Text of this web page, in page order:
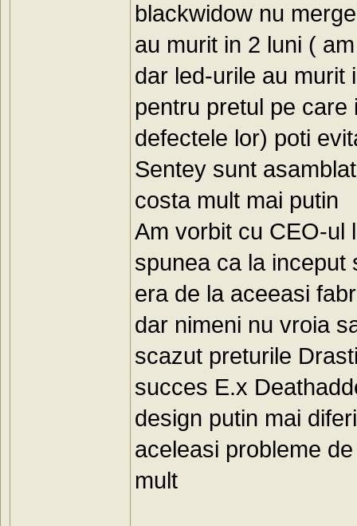
blackwidow nu
au murit in 2 luni (
dar led-urile au murit
pentru pretul pe
defectele lor) poti
Sentey sunt
costa mult mai putin
Am vorbit cu CEO-ul
spunea ca la inceput
era de la aceeasi
dar nimeni nu vroia
scazut preturile
succes E.x
design putin mai
aceleasi probleme
mult